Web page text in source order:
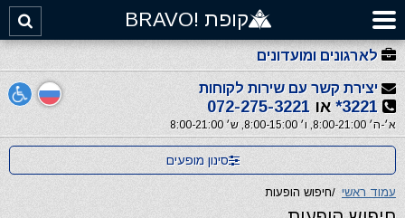
קופת !BRAVO
לארגונים ומועדונים
יצירת קשר עם שירות לקוחות
3221* או 072-275-3221
א׳-ה׳ 8:00-21:00, ו׳ 8:00-15:00, ש׳ 8:00-21:00
סינון מופעים
עמוד ראשי /חיפוש הופעות